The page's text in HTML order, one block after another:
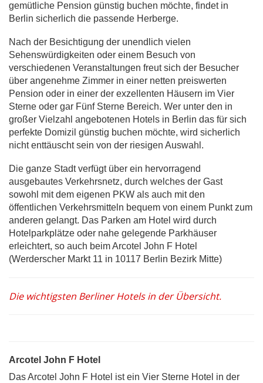
gemütliche Pension günstig buchen möchte, findet in
Berlin sicherlich die passende Herberge.
Nach der Besichtigung der unendlich vielen
Sehenswürdigkeiten oder einem Besuch von
verschiedenen Veranstaltungen freut sich der Besucher
über angenehme Zimmer in einer netten preiswerten
Pension oder in einer der exzellenten Häusern im Vier
Sterne oder gar Fünf Sterne Bereich. Wer unter den in
großer Vielzahl angebotenen Hotels in Berlin das für sich
perfekte Domizil günstig buchen möchte, wird sicherlich
nicht enttäuscht sein von der riesigen Auswahl.
Die ganze Stadt verfügt über ein hervorragend
ausgebautes Verkehrsnetz, durch welches der Gast
sowohl mit dem eigenen PKW als auch mit den
öffentlichen Verkehrsmitteln bequem von einem Punkt zum
anderen gelangt. Das Parken am Hotel wird durch
Hotelparkplätze oder nahe gelegende Parkhäuser
erleichtert, so auch beim Arcotel John F Hotel
(Werderscher Markt 11 in 10117 Berlin Bezirk Mitte)
Die wichtigsten Berliner Hotels in der Übersicht.
Arcotel John F Hotel
Das Arcotel John F Hotel ist ein Vier Sterne Hotel in der